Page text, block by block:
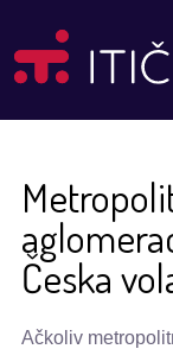
Česka
Ačkoliv